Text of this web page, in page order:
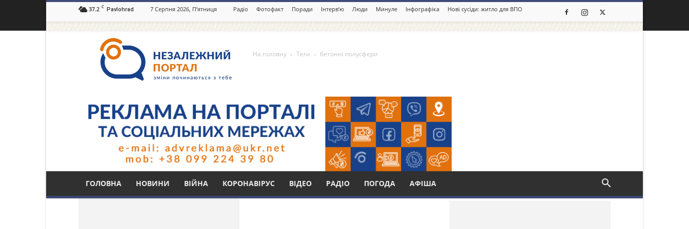
37.2 C Pavlohrad 7 Серпня 2026, П’ятниця Радіо Фотофакт Поради Інтерв’ю Люди Минуле Інфографіка Нові сусіди: житло для ВПО
портал
Павлоград.dp.ua
ГОЛОВНА НОВИНИ ВІЙНА КОРОНАВІРУС ВІДЕО РАДІО ПОГОДА АФІША
На головну Теги бетонні полусфери
Тег: бетонні полусфери